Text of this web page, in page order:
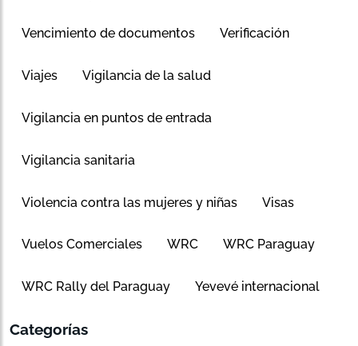
Vencimiento de documentos Verificación
Viajes Vigilancia de la salud
Vigilancia en puntos de entrada
Vigilancia sanitaria
Violencia contra las mujeres y niñas Visas
Vuelos Comerciales WRC WRC Paraguay
WRC Rally del Paraguay Yevevé internacional
Categorías